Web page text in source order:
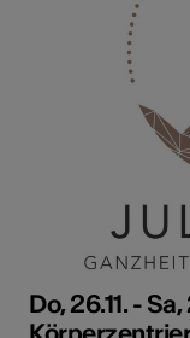
Do, 26.11. -